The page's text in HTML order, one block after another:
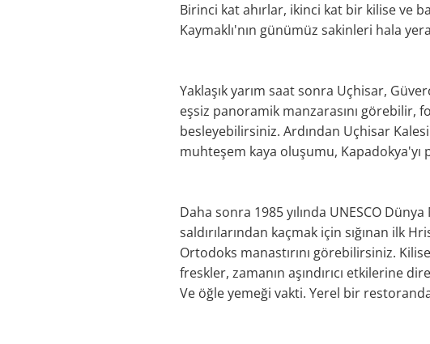
Birinci kat ahırlar, ikinci kat bir kilise ve
Kaymaklı'nın günümüz sakinleri hala
Yaklaşık yarım saat sonra Uçhisar,
eşsiz panoramik manzarasını
besleyebilirsiniz. Ardından Uçhisar
muhteşem kaya oluşumu, Kapadokya'yı
Daha sonra 1985 yılında UNESCO
saldırılarından kaçmak için sığınan ilk
Ortodoks manastırını görebilirsiniz.
freskler, zamanın aşındırıcı etkilerine
Ve öğle yemeği vakti. Yerel bir